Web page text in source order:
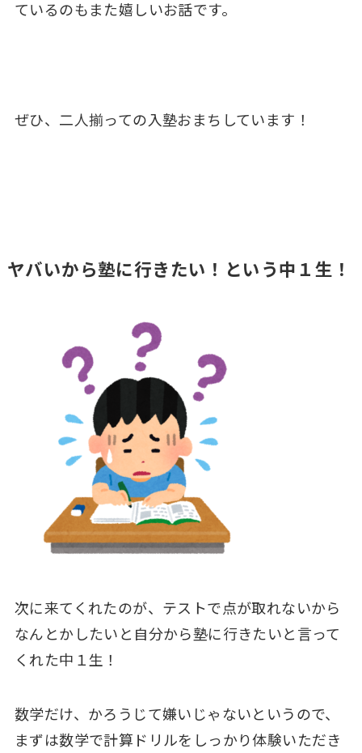
ているのもまた嬉しいお話です。
ぜひ、二人揃っての入塾おまちしています！
ヤバいから塾に行きたい！という中１生！
次に来てくれたのが、テストで点が取れないから
なんとかしたいと自分から塾に行きたいと言って
くれた中１生！
数学だけ、かろうじて嫌いじゃないというので、
まずは数学で計算ドリルをしっかり体験いただき